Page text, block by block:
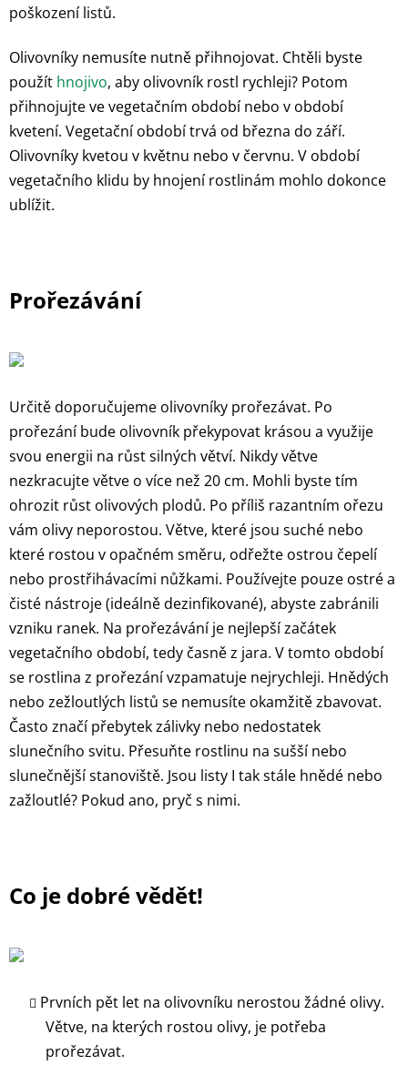
poškození listů.
Olivovníky nemusíte nutně přihnojovat. Chtěli byste
použít hnojivo, aby olivovník rostl rychleji? Potom
přihnojujte ve vegetačním období nebo v období
kvetení. Vegetační období trvá od března do září.
Olivovníky kvetou v květnu nebo v červnu. V období
vegetačního klidu by hnojení rostlinám mohlo dokonce
ublížit.
Prořezávání
Určitě doporučujeme olivovníky prořezávat. Po
prořezání bude olivovník překypovat krásou a využije
svou energii na růst silných větví. Nikdy větve
nezkracujte větve o více než 20 cm. Mohli byste tím
ohrozit růst olivových plodů. Po příliš razantním ořezu
vám olivy neporostou. Větve, které jsou suché nebo
které rostou v opačném směru, odřežte ostrou čepelí
nebo prostřihávacími nůžkami. Používejte pouze ostré a
čisté nástroje (ideálně dezinfikované), abyste zabránili
vzniku ranek. Na prořezávání je nejlepší začátek
vegetačního období, tedy časně z jara. V tomto období
se rostlina z prořezání vzpamatuje nejrychleji. Hnědých
nebo zežloutlých listů se nemusíte okamžitě zbavovat.
Často značí přebytek zálivky nebo nedostatek
slunečního svitu. Přesuňte rostlinu na sušší nebo
slunečnější stanoviště. Jsou listy I tak stále hnědé nebo
zažloutlé? Pokud ano, pryč s nimi.
Co je dobré vědět!
Prvních pět let na olivovníku nerostou žádné olivy.
Větve, na kterých rostou olivy, je potřeba
prořezávat.